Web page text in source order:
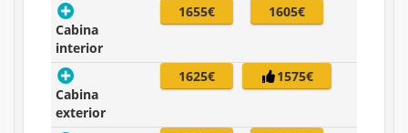
Cabina
interior
1655€ 1605€
Cabina
exterior
1625€ 1575€